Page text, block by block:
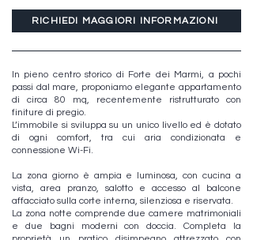
RICHIEDI MAGGIORI INFORMAZIONI
In pieno centro storico di Forte dei Marmi, a pochi
passi dal mare, proponiamo elegante appartamento
di circa 80 mq, recentemente ristrutturato con
finiture di pregio.
L’immobile si sviluppa su un unico livello ed è dotato
di ogni comfort, tra cui aria condizionata e
connessione Wi-Fi.
La zona giorno è ampia e luminosa, con cucina a
vista, area pranzo, salotto e accesso al balcone
affacciato sulla corte interna, silenziosa e riservata.
La zona notte comprende due camere matrimoniali
e due bagni moderni con doccia. Completa la